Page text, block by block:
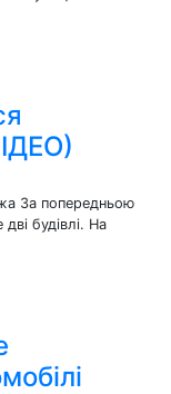
За попередньою
будівлі. На